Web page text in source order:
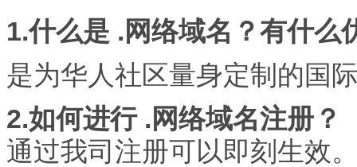
1.什么是 .网络域名？有什么
是为华人社区量身定制的国
2.如何进行 .网络域名注册？
通过我司注册可以即刻生效